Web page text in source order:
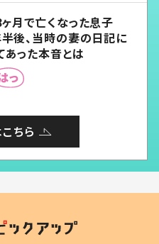
月で亡くなった息子
後、当時の妻の日記に
あった本音とは
ちら